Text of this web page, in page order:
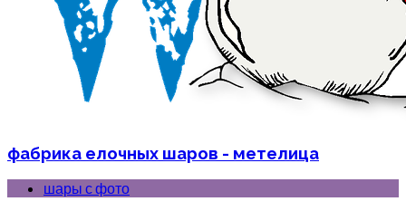
фабрика елочных шаров - метелица
шары с фото